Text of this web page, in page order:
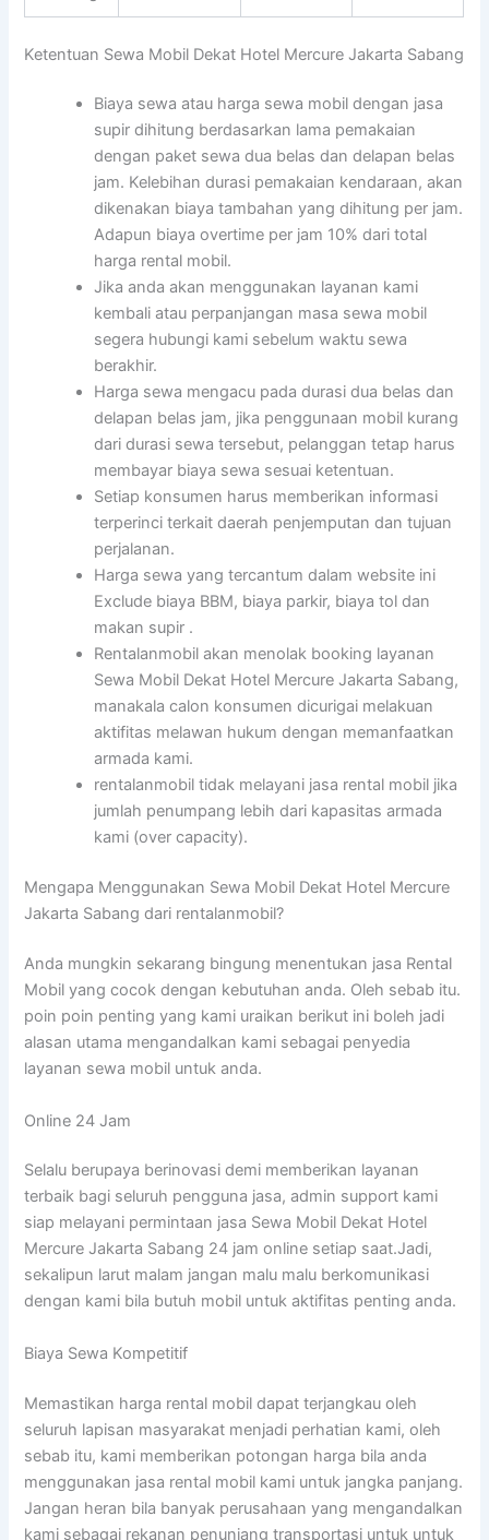
Ketentuan Sewa Mobil Dekat Hotel Mercure Jakarta Sabang
Biaya sewa atau harga sewa mobil dengan jasa
supir dihitung berdasarkan lama pemakaian
dengan paket sewa dua belas dan delapan belas
jam. Kelebihan durasi pemakaian kendaraan, akan
dikenakan biaya tambahan yang dihitung per jam.
Adapun biaya overtime per jam 10% dari total
harga rental mobil.
Jika anda akan menggunakan layanan kami
kembali atau perpanjangan masa sewa mobil
segera hubungi kami sebelum waktu sewa
berakhir.
Harga sewa mengacu pada durasi dua belas dan
delapan belas jam, jika penggunaan mobil kurang
dari durasi sewa tersebut, pelanggan tetap harus
membayar biaya sewa sesuai ketentuan.
Setiap konsumen harus memberikan informasi
terperinci terkait daerah penjemputan dan tujuan
perjalanan.
Harga sewa yang tercantum dalam website ini
Exclude biaya BBM, biaya parkir, biaya tol dan
makan supir .
Rentalanmobil akan menolak booking layanan
Sewa Mobil Dekat Hotel Mercure Jakarta Sabang,
manakala calon konsumen dicurigai melakuan
aktifitas melawan hukum dengan memanfaatkan
armada kami.
rentalanmobil tidak melayani jasa rental mobil jika
jumlah penumpang lebih dari kapasitas armada
kami (over capacity).
Mengapa Menggunakan Sewa Mobil Dekat Hotel Mercure
Jakarta Sabang dari rentalanmobil?
Anda mungkin sekarang bingung menentukan jasa Rental
Mobil yang cocok dengan kebutuhan anda. Oleh sebab itu.
poin poin penting yang kami uraikan berikut ini boleh jadi
alasan utama mengandalkan kami sebagai penyedia
layanan sewa mobil untuk anda.
Online 24 Jam
Selalu berupaya berinovasi demi memberikan layanan
terbaik bagi seluruh pengguna jasa, admin support kami
siap melayani permintaan jasa Sewa Mobil Dekat Hotel
Mercure Jakarta Sabang 24 jam online setiap saat.Jadi,
sekalipun larut malam jangan malu malu berkomunikasi
dengan kami bila butuh mobil untuk aktifitas penting anda.
Biaya Sewa Kompetitif
Memastikan harga rental mobil dapat terjangkau oleh
seluruh lapisan masyarakat menjadi perhatian kami, oleh
sebab itu, kami memberikan potongan harga bila anda
menggunakan jasa rental mobil kami untuk jangka panjang.
Jangan heran bila banyak perusahaan yang mengandalkan
kami sebagai rekanan penunjang transportasi untuk untuk